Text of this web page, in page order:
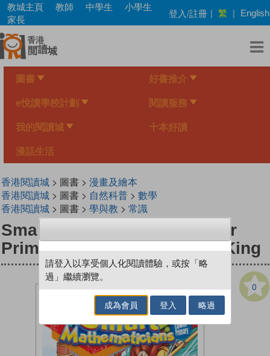
Skip
main
content
教城主頁 教師 中學生
小學生
家長
登入/註冊 | 繁 | English
圖書 好書推介
e悅讀學校計劃 閱讀服務
我的閱讀城 十本好讀
漫話生活
香港閱讀城> 圖書 > 漫畫及繪本
香港閱讀城> 圖書 > 自然科普> 數學
香港閱讀城> 圖書 > 學與教 > 常識
Smart Mathematicians Lower
Primary-18 Playful Monkey King
0
請登入以享受個人化閱讀體驗，或按「略
過」繼續瀏覽。
成為會員 登入 略過